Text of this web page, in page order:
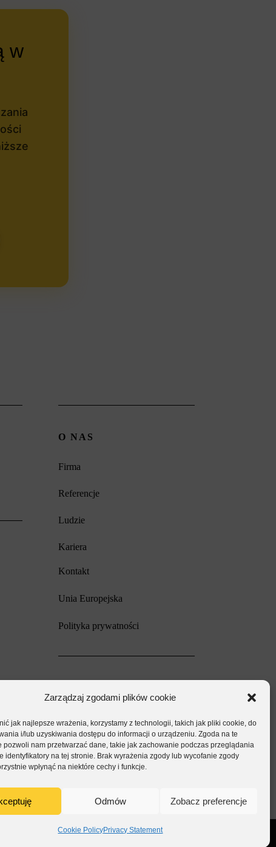
Zarządzaj zgodami plików cookie
jak najlepsze wrażenia, korzystamy z technologii, takich jak pliki cookie, do
i/lub uzyskiwania dostępu do informacji o urządzeniu. Zgoda na te
pozwoli nam przetwarzać dane, takie jak zachowanie podczas przeglądania
identyfikatory na tej stronie. Brak wyrażenia zgody lub wycofanie zgody
wpłynąć na niektóre cechy i funkcje.
Odmów Zobacz preferencje
Cookie PolicyPrivacy Statement
w
O NAS
Firma
Referencje
Ludzie
Kariera
Kontakt
Unia Europejska
Polityka prywatności